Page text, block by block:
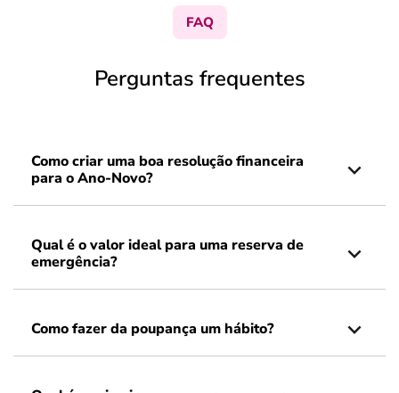
FAQ
Perguntas frequentes
Como criar uma boa resolução financeira
para o Ano-Novo?
Qual é o valor ideal para uma reserva de
emergência?
Como fazer da poupança um hábito?